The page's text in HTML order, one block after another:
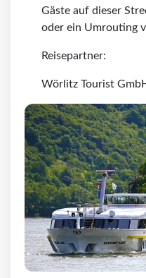
Gäste auf dieser
oder ein Umrouting
Reisepartner:
Wörlitz Tourist